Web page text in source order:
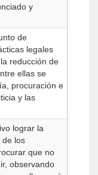
y
de
legales
reducción de
ellas se
procuración e
y las
lograr la
de los
que no
observando